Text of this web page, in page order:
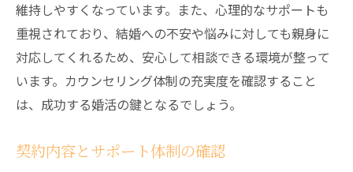
維持しやすくなっています。また、心理的なサポートも
重視されており、結婚への不安や悩みに対しても親身に
対応してくれるため、安心して相談できる環境が整って
います。カウンセリング体制の充実度を確認すること
は、成功する婚活の鍵となるでしょう。
契約内容とサポート体制の確認